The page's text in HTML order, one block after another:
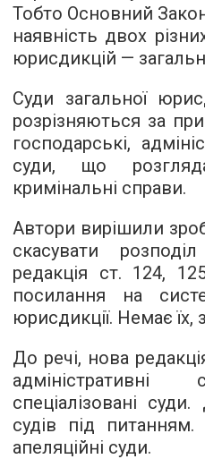
Тобто Основний
наявність двох
юрисдикцій —
Суди загальної
розрізняються за
господарські,
суди, що
кримінальні справи.
Автори вирішили
скасувати
редакція ст. 124,
посилання на
юрисдикції. Немає їх,
До речі, нова
спеціалізовані
судів під питанням.
апеляційні суди.